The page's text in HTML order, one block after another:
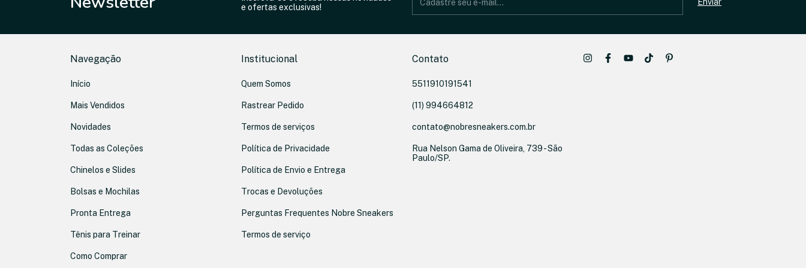
e ofertas exclusivas!
Navegação
Início
Mais Vendidos
Novidades
Todas as Coleções
Chinelos e Slides
Bolsas e Mochilas
Pronta Entrega
Tênis para Treinar
Como Comprar
Institucional
Quem Somos
Rastrear Pedido
Termos de serviços
Política de Privacidade
Política de Envio e Entrega
Trocas e Devoluções
Perguntas Frequentes Nobre Sneakers
Termos de serviço
Contato
5511910191541
(11) 994664812
contato@nobresneakers.com.br
Rua Nelson Gama de Oliveira, 739 - São
Paulo/SP.